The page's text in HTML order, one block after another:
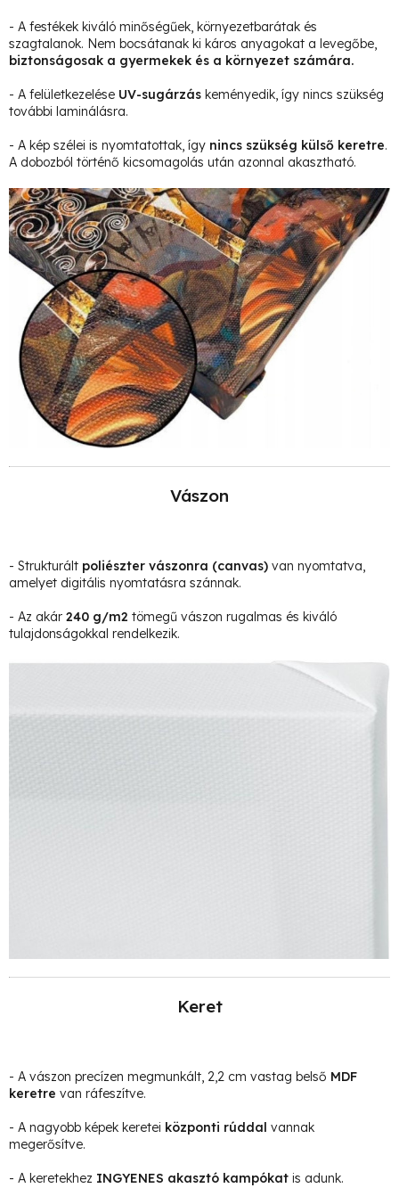
- A festékek kiváló minőségűek, környezetbarátak és
szagtalanok. Nem bocsátanak ki káros anyagokat a levegőbe,
biztonságosak a gyermekek és a környezet számára.
- A felületkezelése UV-sugárzás keményedik, így nincs szükség
további laminálásra.
- A kép szélei is nyomtatottak, így nincs szükség külső keretre.
A dobozból történő kicsomagolás után azonnal akasztható.
Vászon
- Strukturált poliészter vászonra (canvas) van nyomtatva,
amelyet digitális nyomtatásra szánnak.
- Az akár 240 g/m2 tömegű vászon rugalmas és kiváló
tulajdonságokkal rendelkezik.
Keret
- A vászon precízen megmunkált, 2,2 cm vastag belső MDF
keretre van ráfeszítve.
- A nagyobb képek keretei központi rúddal vannak
megerősítve.
- A keretekhez INGYENES akasztó kampókat is adunk.